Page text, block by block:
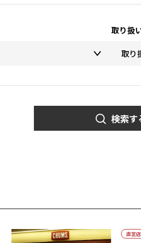
取り扱
検索す
直営店